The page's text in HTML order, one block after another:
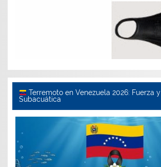
Terremoto en Venezuela 2026: Fuerza
Subacuática